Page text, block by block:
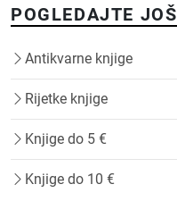
POGLEDAJTE JOŠ
Antikvarne knjige
Rijetke knjige
Knjige do 5 €
Knjige do 10 €